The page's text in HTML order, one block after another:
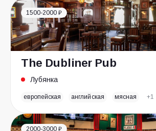
1500-2000 ₽
The Dubliner Pub
Лубянка
европейская английская мясная +1
2000-3000 ₽